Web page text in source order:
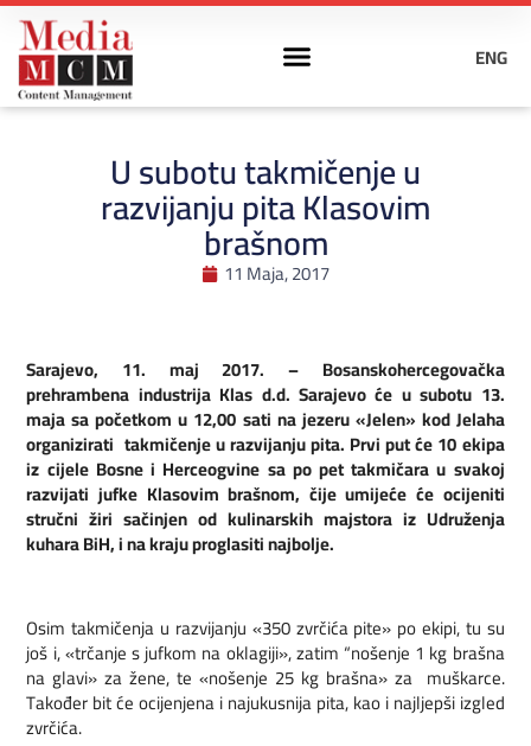
ENG
U subotu takmičenje u
razvijanju pita Klasovim
brašnom
11 Maja, 2017
Sarajevo, 11. maj 2017. – Bosanskohercegovačka
prehrambena industrija Klas d.d. Sarajevo će u subotu 13.
maja sa početkom u 12,00 sati na jezeru «Jelen» kod Jelaha
organizirati takmičenje u razvijanju pita. Prvi put će 10 ekipa
iz cijele Bosne i Herceogvine sa po pet takmičara u svakoj
razvijati jufke Klasovim brašnom, čije umijeće će ocijeniti
stručni žiri sačinjen od kulinarskih majstora iz Udruženja
kuhara BiH, i na kraju proglasiti najbolje.
Osim takmičenja u razvijanju «350 zvrčića pite» po ekipi, tu su
još i, «trčanje s jufkom na oklagiji», ​zatim “nošenje 1 kg brašna
na glavi» za žene, te «​nošenje 25 kg brašna» za muškarce.
Također bit će ocijenjena i najukusnija pita, kao i najljepši izgled
zvrčića.​